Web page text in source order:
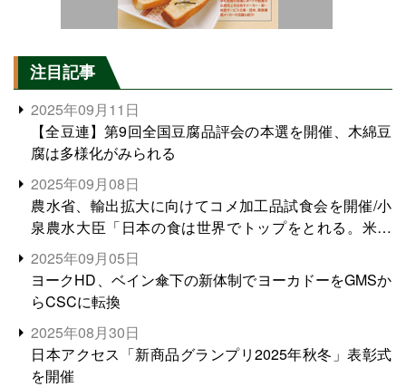
注目記事
2025年09月11日
【全豆連】第9回全国豆腐品評会の本選を開催、木綿豆
腐は多様化がみられる
2025年09月08日
農水省、輸出拡大に向けてコメ加工品試食会を開催/小
泉農水大臣「日本の食は世界でトップをとれる。米増
産に向けて、米輸出需要の拡大を」
2025年09月05日
ヨークHD、ベイン傘下の新体制でヨーカドーをGMSか
らCSCに転換
2025年08月30日
日本アクセス「新商品グランプリ2025年秋冬」表彰式
を開催